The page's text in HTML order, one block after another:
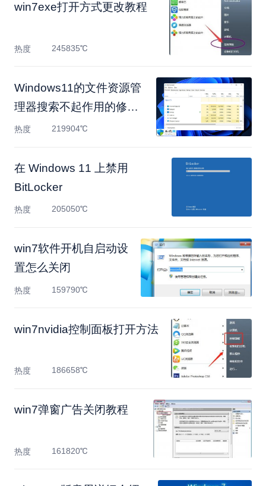
win7exe打开方式更改教程
热度 245835℃
Windows11的文件资源管
理器搜索不起作用的修复
方
热度 219904℃
在 Windows 11 上禁用
BitLocker
热度 205050℃
win7软件开机自启动设
置怎么关闭
热度 159790℃
win7nvidia控制面板打开方法
热度 186658℃
win7弹窗广告关闭教程
热度 161820℃